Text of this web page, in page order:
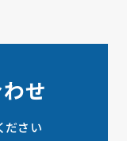
せ
ださい